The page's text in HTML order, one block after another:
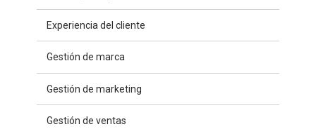
Experiencia del cliente
Gestión de marca
Gestión de marketing
Gestión de ventas